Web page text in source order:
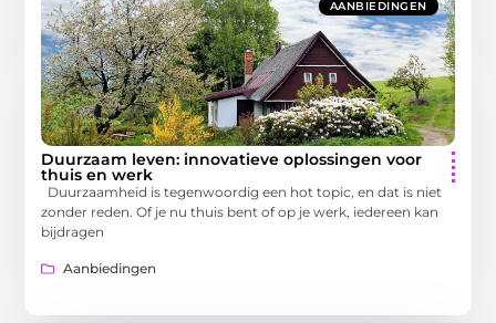
AANBIEDINGEN
Duurzaam leven: innovatieve oplossingen voor
thuis en werk
Duurzaamheid is tegenwoordig een hot topic, en dat is niet
zonder reden. Of je nu thuis bent of op je werk, iedereen kan
bijdragen
Aanbiedingen